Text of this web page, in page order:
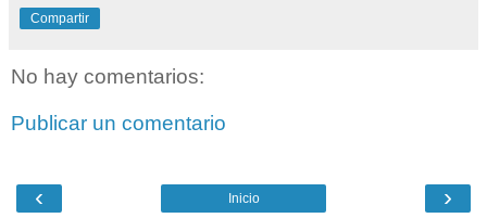
Compartir
No hay comentarios:
Publicar un comentario
‹ ›
Inicio